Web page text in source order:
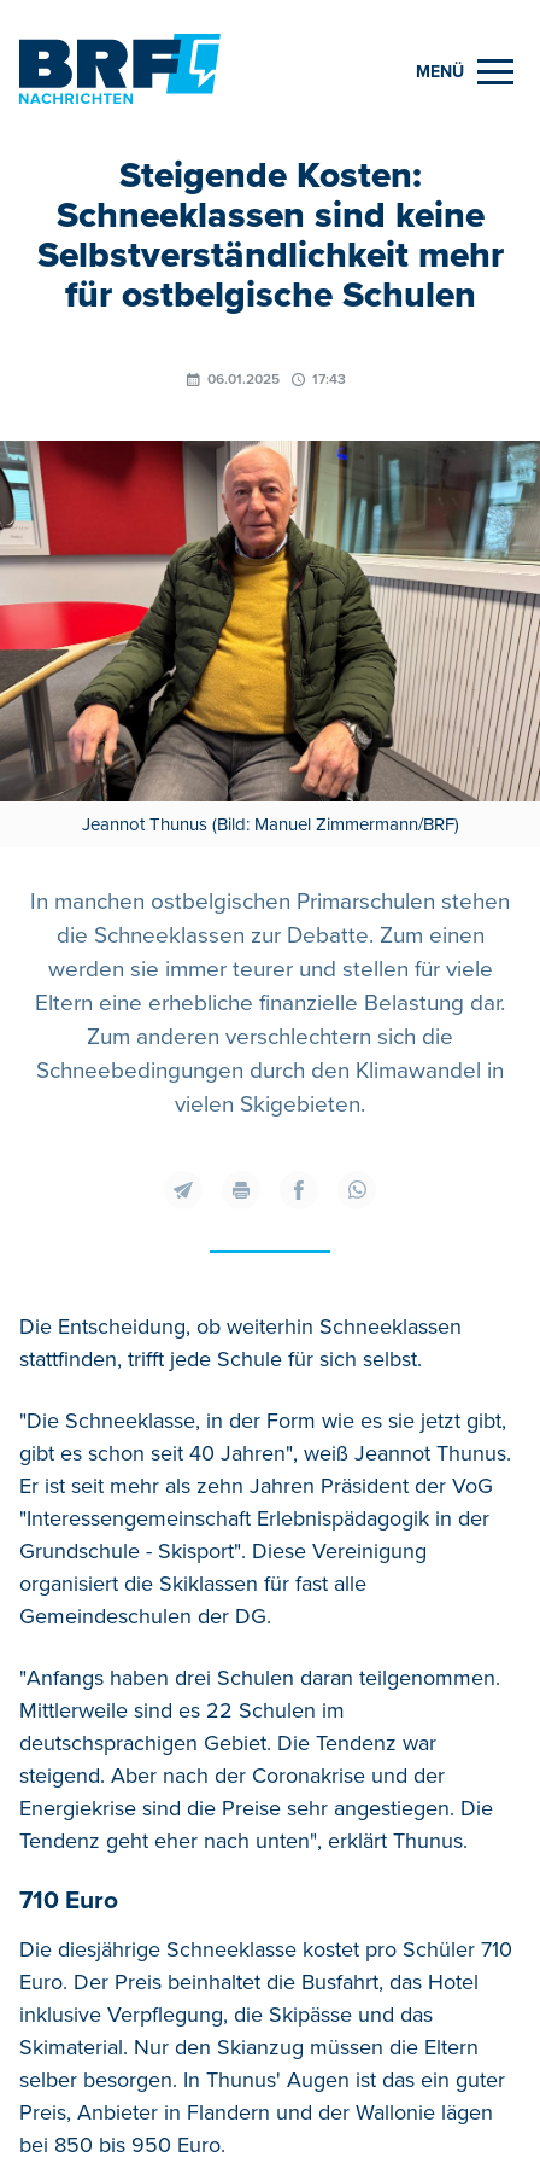
MENÜ
Steigende Kosten:
Schneeklassen sind keine
Selbstverständlichkeit mehr
für ostbelgische Schulen
06.01.2025 17:43
Jeannot Thunus (Bild: Manuel Zimmermann/BRF)
In manchen ostbelgischen Primarschulen stehen
die Schneeklassen zur Debatte. Zum einen
werden sie immer teurer und stellen für viele
Eltern eine erhebliche finanzielle Belastung dar.
Zum anderen verschlechtern sich die
Schneebedingungen durch den Klimawandel in
vielen Skigebieten.
Die Entscheidung, ob weiterhin Schneeklassen
stattfinden, trifft jede Schule für sich selbst.
"Die Schneeklasse, in der Form wie es sie jetzt gibt,
gibt es schon seit 40 Jahren", weiß Jeannot Thunus.
Er ist seit mehr als zehn Jahren Präsident der VoG
"Interessengemeinschaft Erlebnispädagogik in der
Grundschule - Skisport". Diese Vereinigung
organisiert die Skiklassen für fast alle
Gemeindeschulen der DG.
"Anfangs haben drei Schulen daran teilgenommen.
Mittlerweile sind es 22 Schulen im
deutschsprachigen Gebiet. Die Tendenz war
steigend. Aber nach der Coronakrise und der
Energiekrise sind die Preise sehr angestiegen. Die
Tendenz geht eher nach unten", erklärt Thunus.
710 Euro
Die diesjährige Schneeklasse kostet pro Schüler 710
Euro. Der Preis beinhaltet die Busfahrt, das Hotel
inklusive Verpflegung, die Skipässe und das
Skimaterial. Nur den Skianzug müssen die Eltern
selber besorgen. In Thunus' Augen ist das ein guter
Preis, Anbieter in Flandern und der Wallonie lägen
bei 850 bis 950 Euro.